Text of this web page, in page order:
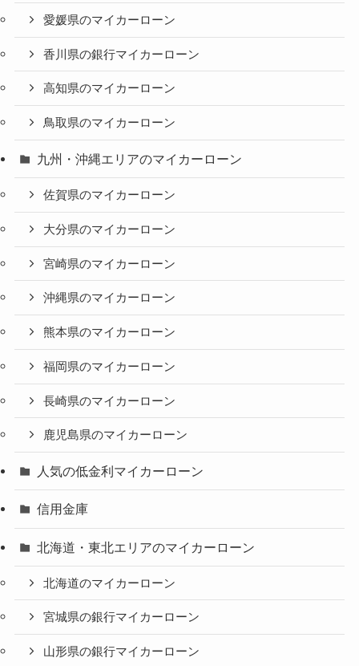
愛媛県のマイカーローン
香川県の銀行マイカーローン
高知県のマイカーローン
鳥取県のマイカーローン
九州・沖縄エリアのマイカーローン
佐賀県のマイカーローン
大分県のマイカーローン
宮崎県のマイカーローン
沖縄県のマイカーローン
熊本県のマイカーローン
福岡県のマイカーローン
長崎県のマイカーローン
鹿児島県のマイカーローン
人気の低金利マイカーローン
信用金庫
北海道・東北エリアのマイカーローン
北海道のマイカーローン
宮城県の銀行マイカーローン
山形県の銀行マイカーローン